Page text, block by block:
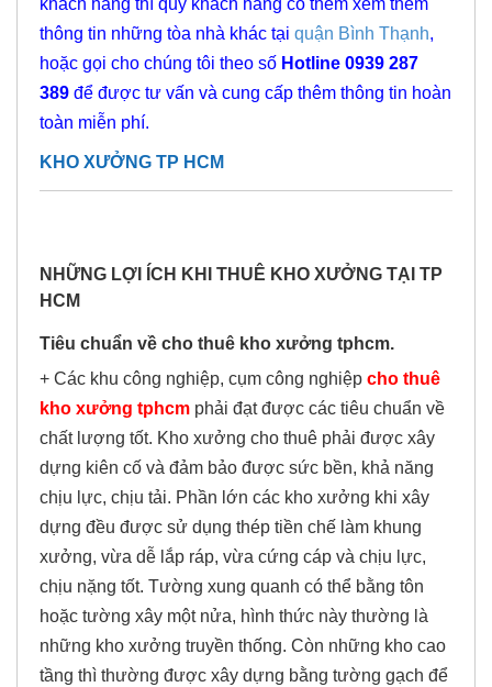
thông tin những tòa nhà khác tại quận Bình Thạnh,
hoặc gọi cho chúng tôi theo số Hotline 0939 287
389 để được tư vấn và cung cấp thêm thông tin hoàn
toàn miễn phí.
KHO XƯỞNG TP HCM
NHỮNG LỢI ÍCH KHI THUÊ KHO XƯỞNG TẠI TP
HCM
Tiêu chuẩn về cho thuê kho xưởng tphcm.
+ Các khu công nghiệp, cụm công nghiệp cho thuê
kho xưởng tphcm phải đạt được các tiêu chuẩn về
chất lượng tốt. Kho xưởng cho thuê phải được xây
dựng kiên cố và đảm bảo được sức bền, khả năng
chịu lực, chịu tải. Phần lớn các kho xưởng khi xây
dựng đều được sử dụng thép tiền chế làm khung
xưởng, vừa dễ lắp ráp, vừa cứng cáp và chịu lực,
chịu nặng tốt. Tường xung quanh có thể bằng tôn
hoặc tường xây một nửa, hình thức này thường là
những kho xưởng truyền thống. Còn những kho cao
tầng thì thường được xây dựng bằng tường gạch để